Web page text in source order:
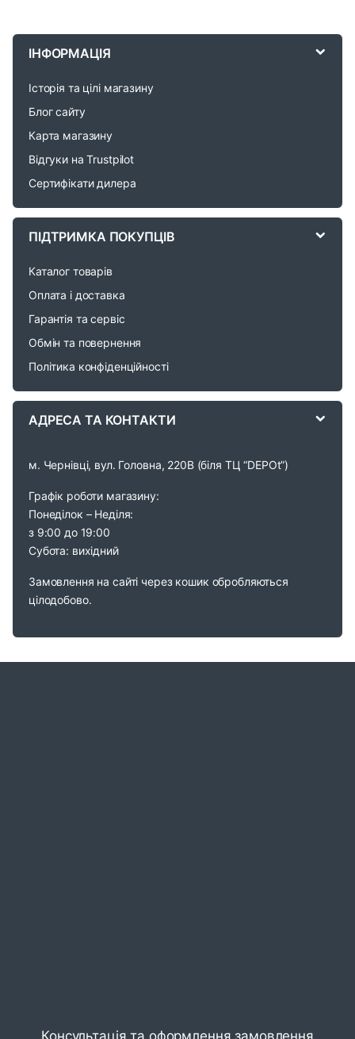
C
ІНФОРМАЦІЯ
Історія та цілі магазину
Блог сайту
Карта магазину
Відгуки на Trustpilot
Сертифікати дилера
ПІДТРИМКА ПОКУПЦІВ
Каталог товарів
Оплата і доставка
Гарантія та сервіс
Обмін та повернення
Політика конфіденційності
АДРЕСА ТА КОНТАКТИ
м. Чернівці, вул. Головна, 220В (біля ТЦ “DEPOt”)
Графік роботи магазину:
Понеділок – Неділя:
з 9:00 до 19:00
Субота: вихідний
Замовлення на сайті через кошик обробляються
цілодобово.